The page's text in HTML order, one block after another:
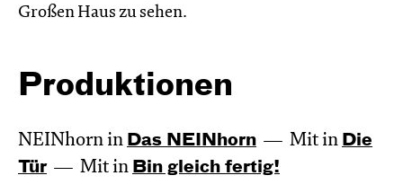
Großen Haus zu sehen.
Produktionen
NEINhorn in Das NEIN­horn Mit in Die
Tür
Mit in Bin gleich fertig!